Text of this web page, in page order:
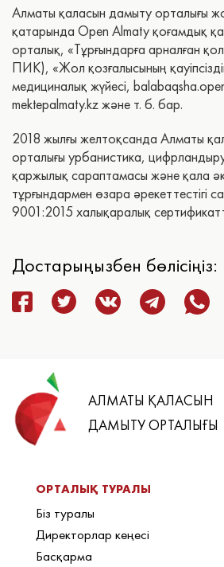
Алматы қаласын дамыту орталығы
қатарында Open Almaty қоғамдық
орталық, «Тұрғындарға арналған
ПИК), «Жол қозғалысының
медициналық жүйесі,
mektepalmaty.kz және т. б. бар.
2018 жылғы желтоқсанда Алматы
орталығы урбанистика,
қаржылық сараптамасы және қала
тұрғындармен өзара әрекеттестігі
9001:2015 халықаралық
Достарыңызбен бөлісіңіз:
АЛМАТЫ ҚАЛАСЫН
ДАМЫТУ ОРТАЛЫҒЫ
ОРТАЛЫҚ ТУРАЛЫ
Біз туралы
Директорлар кеңесі
Басқарма